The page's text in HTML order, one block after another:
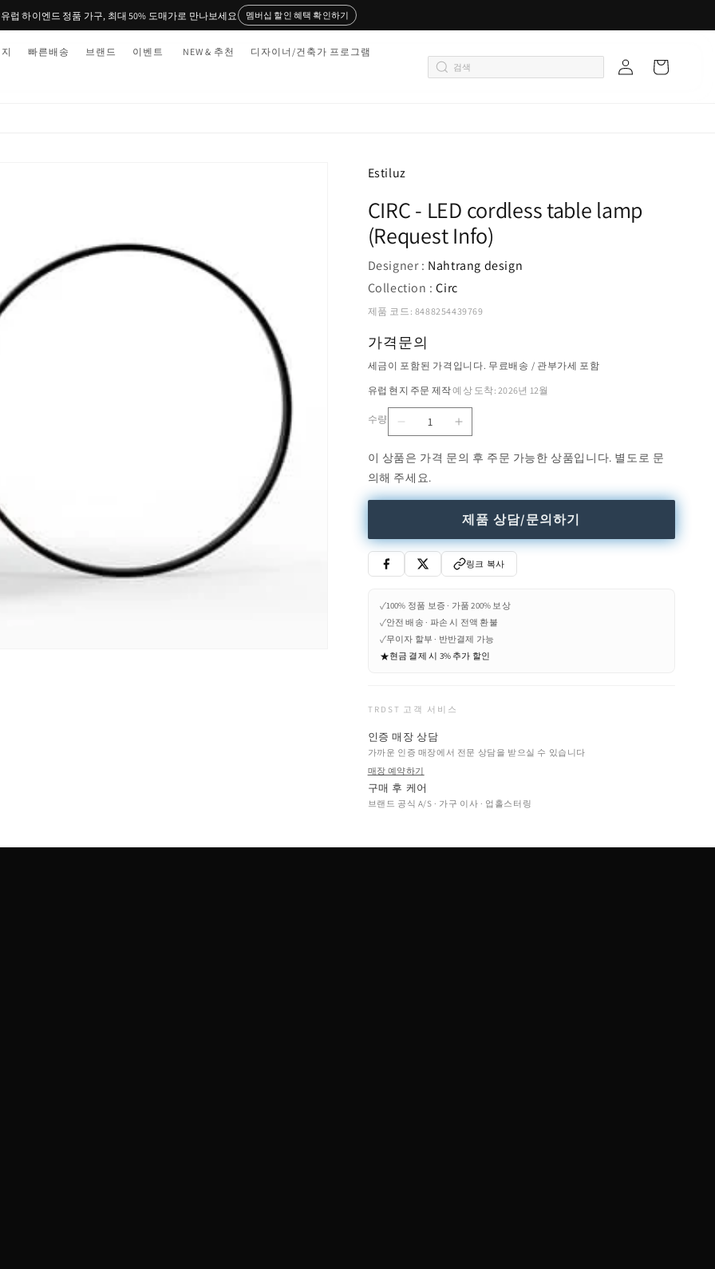
유럽 하이엔드 정품 가구, 최대 50% 도매가로 만나보세요 멤버십 할인 혜택 확인하기
빠른배송 브랜드 이벤트 NEW & 추천 디자이너/건축가 프로그램
그
트
Estiluz
CIRC - LED cordless table lamp
(Request Info)
Designer : Nahtrang design
Collection :Circ
제품 코드: 8488254439769
가격문의
세금이 포함된 가격입니다. 무료배송 / 관부가세 포함
유럽 현지 주문 제작·예상 도착: 2026년 12월
량
수량
CIRC
LED
cordless
table
Info)
줄
임
CIRC
LED
table
lamp
(Request
Info)
수
늘
림
이 상품은 가격 문의 후 주문 가능한 상품입니다. 별도로 문
의해 주세요.
제품 상담/문의하기
링크 복사
✓100% 정품 보증 · 가품 200% 보상
✓안전 배송 · 파손 시 전액 환불
✓무이자 할부 · 반반결제 가능
★현금 결제 시 3% 추가 할인
TRDST 고객 서비스
인증 매장 상담
가까운 인증 매장에서 전문 상담을 받으실 수 있습니다
매장 예약하기
구매 후 케어
브랜드 공식 A/S · 가구 이사 · 업홀스터링